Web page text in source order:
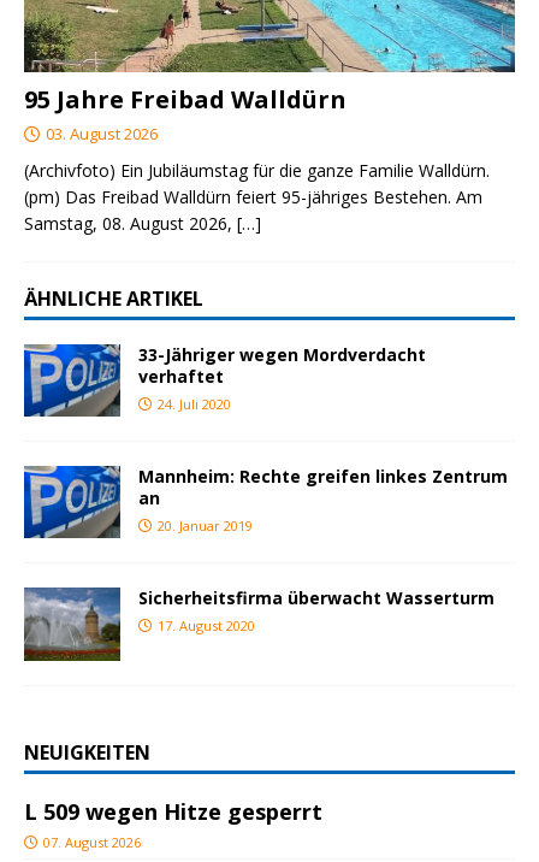
95 Jahre Freibad Walldürn
03. August 2026
(Archivfoto) Ein Jubiläumstag für die ganze Familie Walldürn.
(pm) Das Freibad Walldürn feiert 95-jähriges Bestehen. Am
Samstag, 08. August 2026, […]
ÄHNLICHE ARTIKEL
33-Jähriger wegen Mordverdacht
verhaftet
24. Juli 2020
Mannheim: Rechte greifen linkes Zentrum
an
20. Januar 2019
Sicherheitsfirma überwacht Wasserturm
17. August 2020
NEUIGKEITEN
L 509 wegen Hitze gesperrt
07. August 2026